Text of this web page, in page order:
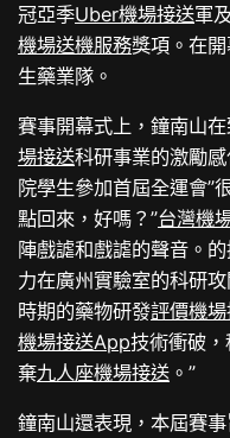
冠亞季Uber機場接送軍
機場送機服務獎項。在
生藥業隊。
賽事開幕式上，鐘南山
場接送科研事業的激勵
院學生參加首屆全運會”
點回來，好嗎？”台灣機
陣戲謔和戲謔的聲音。
力在廣州實驗室的科研
時期的藥物研發評價機
機場接送App技術衝破
棄九人座機場接送 。”
鐘南山還表現，本屆賽